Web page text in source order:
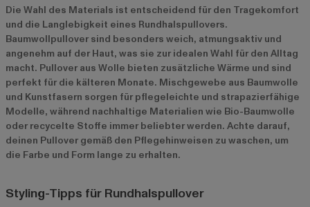
Die Wahl des Materials ist entscheidend für den Tragekomfort
und die Langlebigkeit eines Rundhalspullovers.
Baumwollpullover sind besonders weich, atmungsaktiv und
angenehm auf der Haut, was sie zur idealen Wahl für den Alltag
macht. Pullover aus Wolle bieten zusätzliche Wärme und sind
perfekt für die kälteren Monate. Mischgewebe aus Baumwolle
und Kunstfasern sorgen für pflegeleichte und strapazierfähige
Modelle, während nachhaltige Materialien wie Bio-Baumwolle
oder recycelte Stoffe immer beliebter werden. Achte darauf,
deinen Pullover gemäß den Pflegehinweisen zu waschen, um
die Farbe und Form lange zu erhalten.
Styling-Tipps für Rundhalspullover